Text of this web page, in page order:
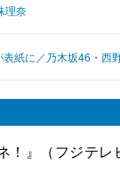
理奈
紙に／乃木坂46・西
』（フジテ